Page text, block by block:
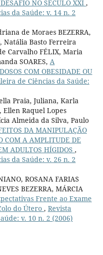
NO SÉCULO XXI ,
da Saúde: v. 14 n. 2
de Moraes BEZERRA,
Natália Basto Ferreira
Carvalho FÉLIX, Maria
SOARES, A
COM OBESIDADE OU
de Ciências da Saúde:
Praia, Juliana, Karla
Ellen Raquel Lopes
Almeida da Silva, Paulo
DA MANIPULAÇÃO
COM A AMPLITUDE DE
ADULTOS HÍGIDOS ,
da Saúde: v. 26 n. 2
ROSANA FARIAS
BEZERRA, MÁRCIA
Frente ao Exame
do Útero , Revista
v. 10 n. 2 (2006)